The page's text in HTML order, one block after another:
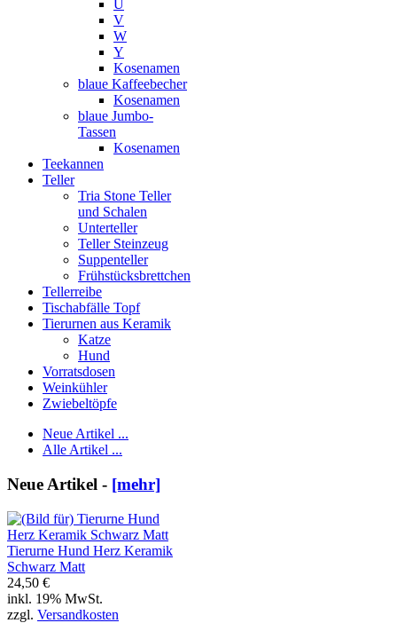
U
V
W
Y
Kosenamen
blaue Kaffeebecher
Kosenamen
blaue Jumbo-
Tassen
Kosenamen
Teekannen
Teller
Tria Stone Teller
und Schalen
Unterteller
Teller Steinzeug
Suppenteller
Frühstücksbrettchen
Tellerreibe
Tischabfälle Topf
Tierurnen aus Keramik
Katze
Hund
Vorratsdosen
Weinkühler
Zwiebeltöpfe
Neue Artikel ...
Alle Artikel ...
Neue Artikel - [mehr]
Tierurne Hund Herz Keramik
Schwarz Matt
24,50 €
inkl. 19% MwSt.
zzgl. Versandkosten